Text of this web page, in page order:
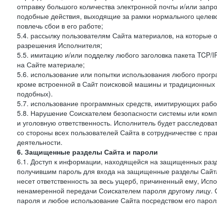
отправку большого количества электронной почты и/или
подобные действия, выходящие за рамки нормального
повлечь сбои в его работе;
5.4. рассылку пользователям Сайта материалов, на
разрешения Исполнителя;
5.5. имитацию и/или подделку любого заголовка пакета
на Сайте материале;
5.6. использование или попытки использования любого
кроме встроенной в Сайт поисковой машины и
подобных).
5.7. использование программных средств, имитирующих
5.8. Нарушение Соискателем безопасности системы или
и уголовную ответственность. Исполнитель будет
со стороны всех пользователей Сайта в сотрудничестве с
деятельности.
6. Защищенные разделы Сайта и пароли
6.1. Доступ к информации, находящейся на защищенных
получившим пароль для входа на защищенные разделы
несет ответственность за весь ущерб, причиненный ему,
ненамеренной передачи Соискателем пароля другому лицу.
пароля и любое использование Сайта посредством его